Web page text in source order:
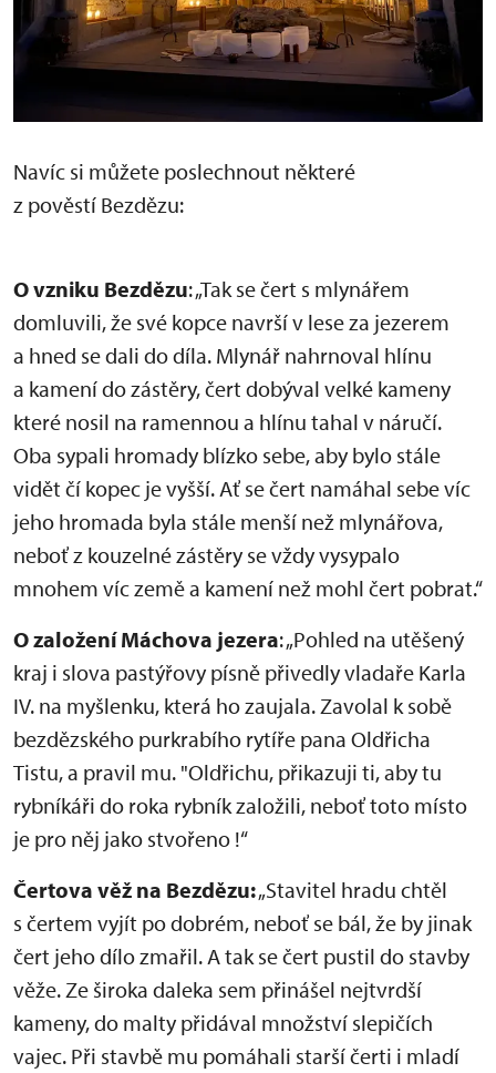
Navíc si můžete poslechnout některé
z pověstí Bezdězu:
O vzniku Bezdězu: „Tak se čert s mlynářem
domluvili, že své kopce navrší v lese za jezerem
a hned se dali do díla. Mlynář nahrnoval hlínu
a kamení do zástěry, čert dobýval velké kameny
které nosil na ramennou a hlínu tahal v náručí.
Oba sypali hromady blízko sebe, aby bylo stále
vidět čí kopec je vyšší. Ať se čert namáhal sebe víc
jeho hromada byla stále menší než mlynářova,
neboť z kouzelné zástěry se vždy vysypalo
mnohem víc země a kamení než mohl čert pobrat.“
O založení Máchova jezera: „Pohled na utěšený
kraj i slova pastýřovy písně přivedly vladaře Karla
IV. na myšlenku, která ho zaujala. Zavolal k sobě
bezdězského purkrabího rytíře pana Oldřicha
Tistu, a pravil mu. "Oldřichu, přikazuji ti, aby tu
rybníkáři do roka rybník založili, neboť toto místo
je pro něj jako stvořeno !“
Čertova věž na Bezdězu:„Stavitel hradu chtěl
s čertem vyjít po dobrém, neboť se bál, že by jinak
čert jeho dílo zmařil. A tak se čert pustil do stavby
věže. Ze široka daleka sem přinášel nejtvrdší
kameny, do malty přidával množství slepičích
vajec. Při stavbě mu pomáhali starší čerti i mladí